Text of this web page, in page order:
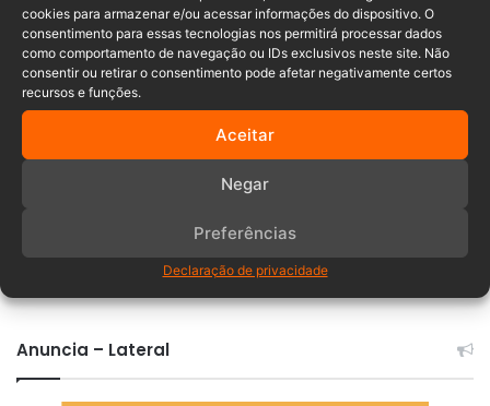
cookies para armazenar e/ou acessar informações do dispositivo. O
consentimento para essas tecnologias nos permitirá processar dados
como comportamento de navegação ou IDs exclusivos neste site. Não
consentir ou retirar o consentimento pode afetar negativamente certos
recursos e funções.
Aceitar
Negar
Preferências
Declaração de privacidade
vereadores
Comentários
Anuncia – Lateral